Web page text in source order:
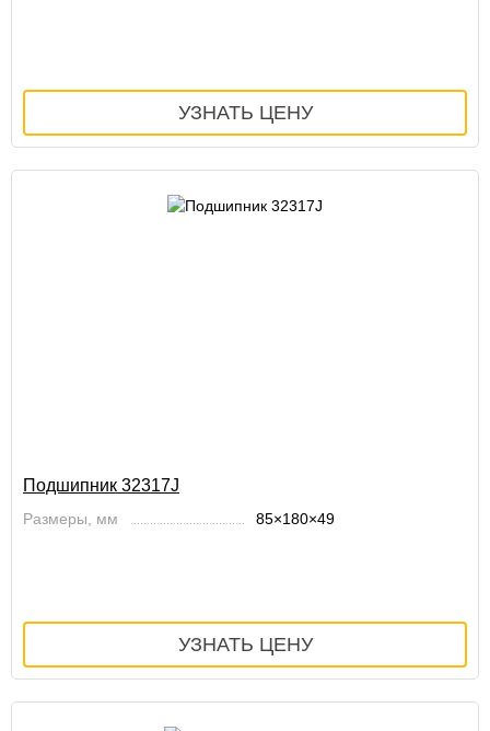
Подшипник 32317J
Размеры, мм 85×180×49